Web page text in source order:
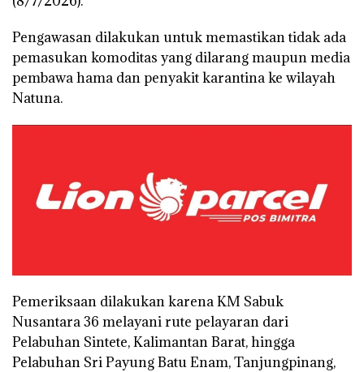
Pengawasan dilakukan untuk memastikan tidak ada
pemasukan komoditas yang dilarang maupun media
pembawa hama dan penyakit karantina ke wilayah
Natuna.
Pemeriksaan dilakukan karena KM Sabuk
Nusantara 36 melayani rute pelayaran dari
Pelabuhan Sintete, Kalimantan Barat, hingga
Pelabuhan Sri Payung Batu Enam, Tanjungpinang,